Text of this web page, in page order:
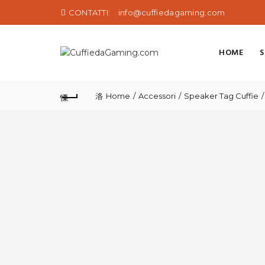
CONTATTI: info@cuffiedagaming.com
HOME
Home Accessori Speaker Tag Cuffie